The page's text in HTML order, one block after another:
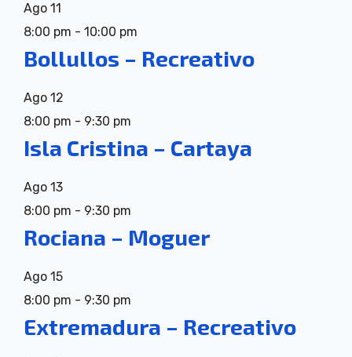
Ago 11
8:00 pm - 10:00 pm
Bollullos – Recreativo
Ago 12
8:00 pm - 9:30 pm
Isla Cristina – Cartaya
Ago 13
8:00 pm - 9:30 pm
Rociana – Moguer
Ago 15
8:00 pm - 9:30 pm
Extremadura – Recreativo